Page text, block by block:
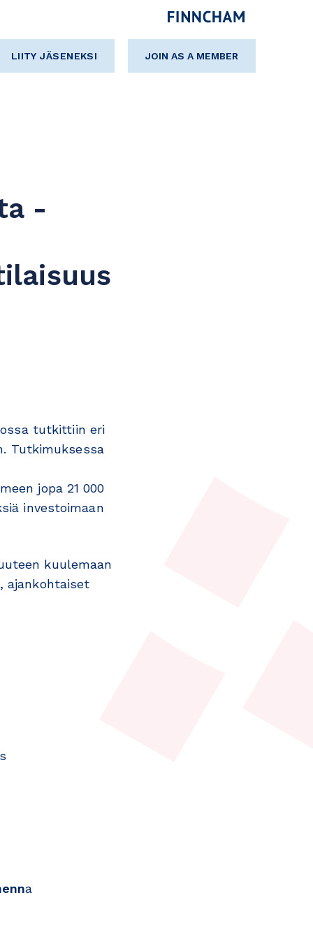
LIITY JÄSENEKSI JOIN AS A MEMBER
-
tutkittiin eri
Tutkimuksessa
jopa 21 000
investoimaan
kuulemaan
ajankohtaiset
a